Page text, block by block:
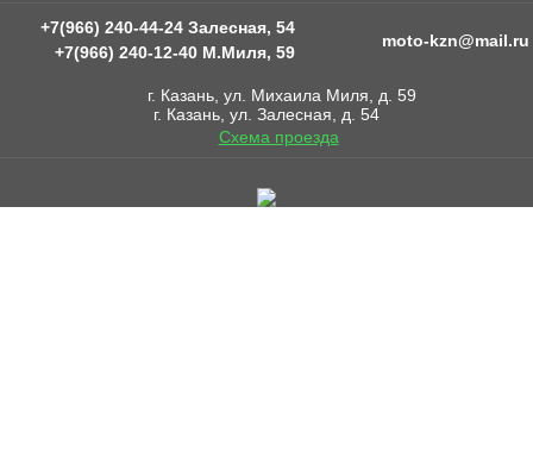
+7(966) 240-44-24 Залесная, 54
+7(966) 240-12-40 М.Миля, 59
moto-kzn@mail.ru
г. Казань, ул. Михаила Миля, д. 59
г. Казань, ул. Залесная, д. 54
Схема проезда